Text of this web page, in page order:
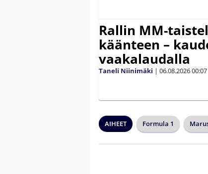
Rallin MM-
käänteen –
vaakalaudalla
Taneli Niinimäki | 06.08.202600:07
AIHEET Formula 1